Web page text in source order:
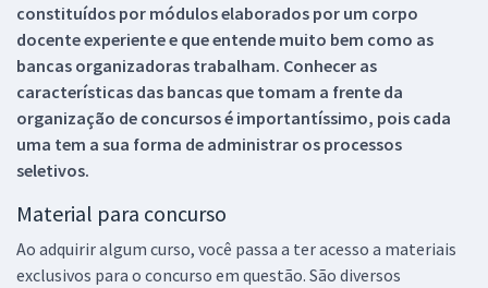
constituídos por módulos elaborados por um corpo
docente experiente e que entende muito bem como as
bancas organizadoras trabalham. Conhecer as
características das bancas que tomam a frente da
organização de concursos é importantíssimo, pois cada
uma tem a sua forma de administrar os processos
seletivos.
Material para concurso
Ao adquirir algum curso, você passa a ter acesso a materiais
exclusivos para o concurso em questão. São diversos